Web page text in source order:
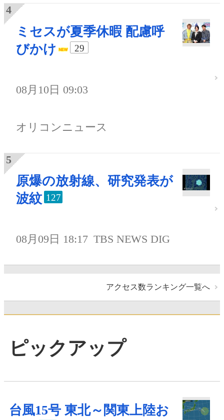
ミセスが夏季休暇 配慮呼
びかけ
29
08月10日 09:03
オリコンニュース
原爆の放射線、研究発表が
波紋 127
08月09日 18:17 TBS NEWS DIG
アクセス数ランキング一覧へ
ピックアップ
台風15号 東北～関東上陸お